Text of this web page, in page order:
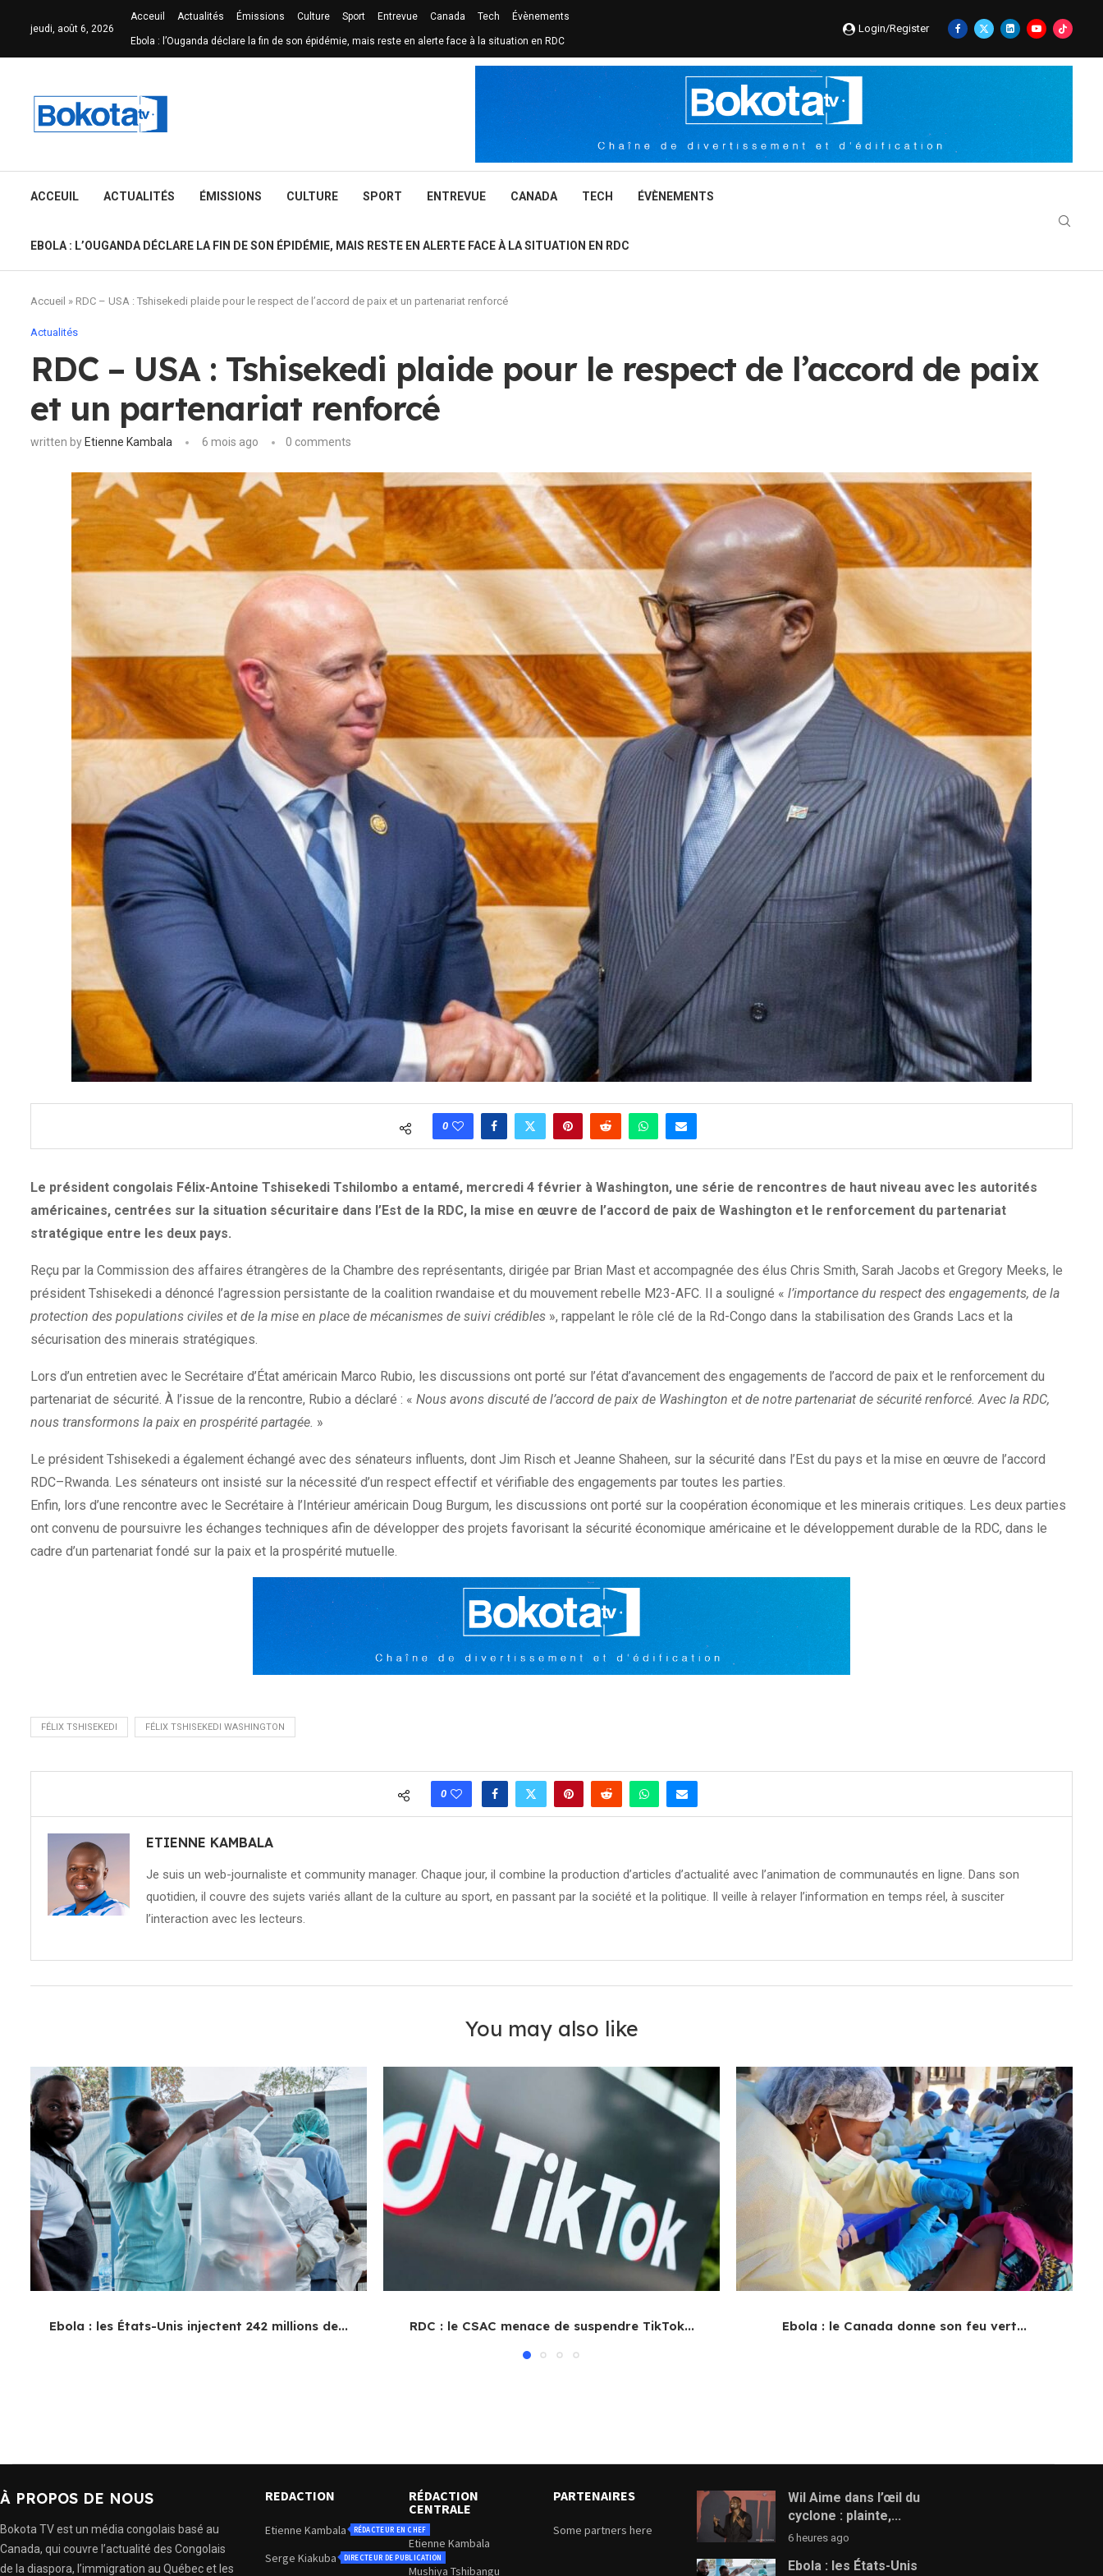
jeudi, août 6, 2026
Acceuil Actualités Émissions Culture Sport Entrevue Canada Tech Évènements
Ebola : l’Ouganda déclare la fin de son épidémie, mais reste en alerte face à la situation en RDC
Login/Register
ACCEUIL ACTUALITÉS ÉMISSIONS CULTURE SPORT ENTREVUE CANADA TECH ÉVÈNEMENTS
EBOLA : L’OUGANDA DÉCLARE LA FIN DE SON ÉPIDÉMIE, MAIS RESTE EN ALERTE FACE À LA SITUATION EN RDC
Accueil » RDC – USA : Tshisekedi plaide pour le respect de l’accord de paix et un partenariat renforcé
Actualités
RDC – USA : Tshisekedi plaide pour le respect de l’accord de paix
et un partenariat renforcé
written by Etienne Kambala 6 mois ago 0 comments
0
Le président congolais Félix-Antoine Tshisekedi Tshilombo a entamé, mercredi 4 février à Washington, une série de rencontres de haut niveau avec les autorités
américaines, centrées sur la situation sécuritaire dans l’Est de la RDC, la mise en œuvre de l’accord de paix de Washington et le renforcement du partenariat
stratégique entre les deux pays.
Reçu par la Commission des affaires étrangères de la Chambre des représentants, dirigée par Brian Mast et accompagnée des élus Chris Smith, Sarah Jacobs et Gregory Meeks, le
président Tshisekedi a dénoncé l’agression persistante de la coalition rwandaise et du mouvement rebelle M23-AFC. Il a souligné « l’importance du respect des engagements, de la
protection des populations civiles et de la mise en place de mécanismes de suivi crédibles », rappelant le rôle clé de la Rd-Congo dans la stabilisation des Grands Lacs et la
sécurisation des minerais stratégiques.
Lors d’un entretien avec le Secrétaire d’État américain Marco Rubio, les discussions ont porté sur l’état d’avancement des engagements de l’accord de paix et le renforcement du
partenariat de sécurité. À l’issue de la rencontre, Rubio a déclaré : « Nous avons discuté de l’accord de paix de Washington et de notre partenariat de sécurité renforcé. Avec la RDC,
nous transformons la paix en prospérité partagée. »
Le président Tshisekedi a également échangé avec des sénateurs influents, dont Jim Risch et Jeanne Shaheen, sur la sécurité dans l’Est du pays et la mise en œuvre de l’accord
RDC–Rwanda. Les sénateurs ont insisté sur la nécessité d’un respect effectif et vérifiable des engagements par toutes les parties.
Enfin, lors d’une rencontre avec le Secrétaire à l’Intérieur américain Doug Burgum, les discussions ont porté sur la coopération économique et les minerais critiques. Les deux parties
ont convenu de poursuivre les échanges techniques afin de développer des projets favorisant la sécurité économique américaine et le développement durable de la RDC, dans le
cadre d’un partenariat fondé sur la paix et la prospérité mutuelle.
FÉLIX TSHISEKEDI FÉLIX TSHISEKEDI WASHINGTON
0
ETIENNE KAMBALA
Je suis un web-journaliste et community manager. Chaque jour, il combine la production d’articles d’actualité avec l’animation de communautés en ligne. Dans son
quotidien, il couvre des sujets variés allant de la culture au sport, en passant par la société et la politique. Il veille à relayer l’information en temps réel, à susciter
l’interaction avec les lecteurs.
You may also like
Ebola : les États-Unis injectent 242 millions de... RDC : le CSAC menace de suspendre TikTok... Ebola : le Canada donne son feu vert...
À PROPOS DE NOUS
Bokota TV est un média congolais basé au
Canada, qui couvre l’actualité des Congolais
de la diaspora, l’immigration au Québec et les
REDACTION
Etienne Kambala RÉDACTEUR EN CHEF
Serge Kiakuba DIRECTEUR DE PUBLICATION
RÉDACTION
CENTRALE
Etienne Kambala
Mushiya Tshibangu
PARTENAIRES
Some partners here
Wil Aime dans l’œil du
cyclone : plainte,...
6 heures ago
Ebola : les États-Unis